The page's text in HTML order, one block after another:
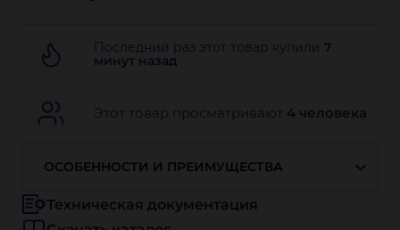
Последний раз этот товар купили 7
минут назад
Этот товар просматривают 4 человека
ОСОБЕННОСТИ И ПРЕИМУЩЕСТВА
Техническая документация